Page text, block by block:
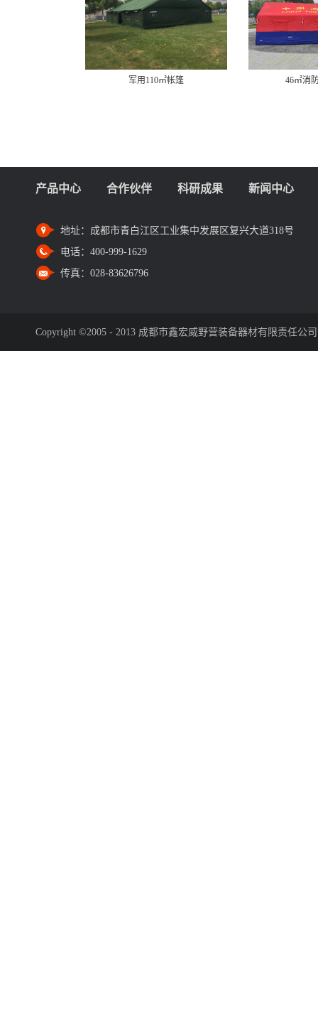
军用110㎡帐篷 46㎡消
产品中心 合作伙伴 科研成果 新闻中心
地址： 成都市青白江区工业集中发展区复兴大道318号
电话： 400-999-1629
传真： 028-83626796
Copyright ©2005 - 2013 成都市鑫宏威野营装备器材有限责任公司